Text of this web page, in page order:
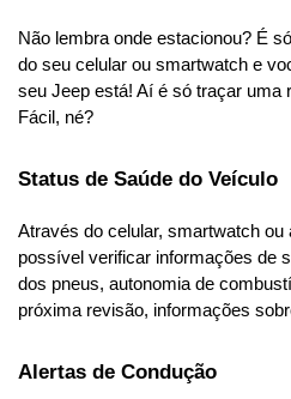
Não lembra onde estacionou? É
do seu celular ou smartwatch e
seu Jeep está! Aí é só traçar uma
Fácil, né?
Status de Saúde do Veículo
Através do celular, smartwatch ou
possível verificar informações de
dos pneus, autonomia de
próxima revisão, informações
Alertas de Condução